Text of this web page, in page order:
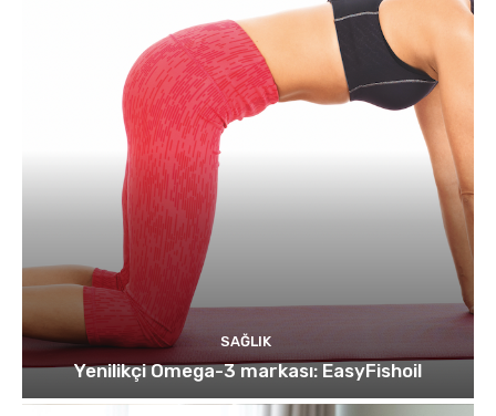
SAĞLIK
Yenilikçi Omega-3 markası: EasyFishoil